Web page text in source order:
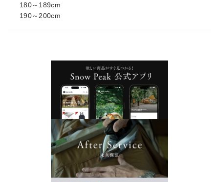
180～189cm
190～200cm